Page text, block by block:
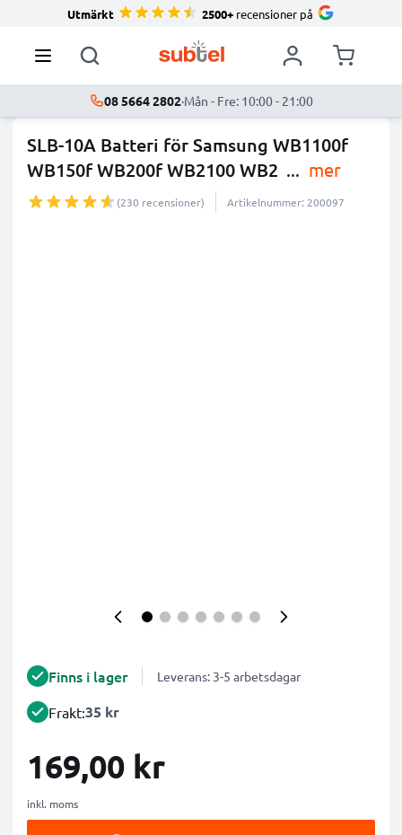
Utmärkt 2500+ recensioner på
08 5664 2802·Mån - Fre: 10:00 - 21:00
SLB-10A Batteri för Samsung WB1100f
WB150f WB200f WB2100 WB2 ... mer
(230 recensioner) Artikelnummer: 200097
Finns i lager Leverans: 3-5 arbetsdagar
Frakt:35 kr
169,00 kr
inkl. moms